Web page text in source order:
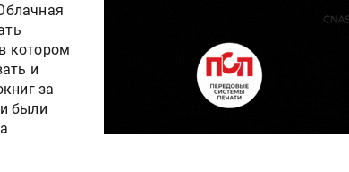
котором
и
за
были